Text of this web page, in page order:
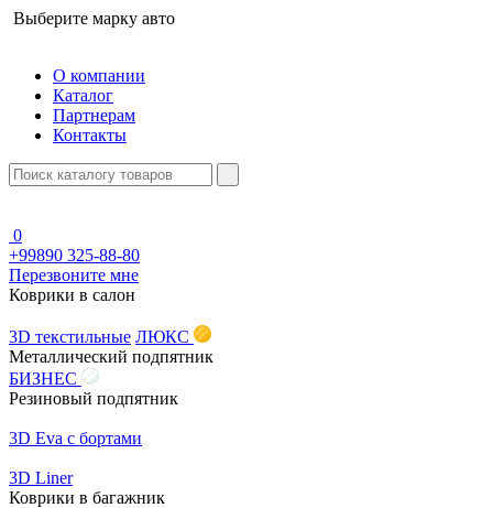
Выберите марку авто
О компании
Каталог
Партнерам
Контакты
0
+99890 325-88-80
Перезвоните мне
Коврики в салон
3D текстильные ЛЮКС
Металлический подпятник
БИЗНЕС
Резиновый подпятник
3D Eva с бортами
3D Liner
Коврики в багажник